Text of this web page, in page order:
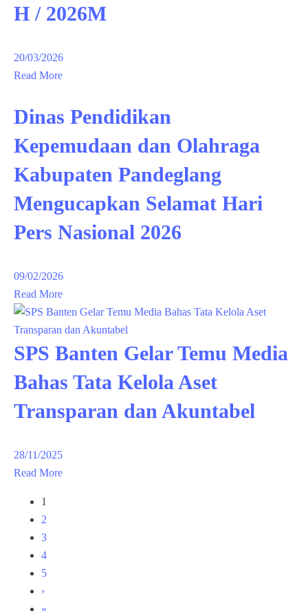
H / 2026M
20/03/2026
Read More
Dinas Pendidikan
Kepemudaan dan Olahraga
Kabupaten Pandeglang
Mengucapkan Selamat Hari
Pers Nasional 2026
09/02/2026
Read More
SPS Banten Gelar Temu Media
Bahas Tata Kelola Aset
Transparan dan Akuntabel
28/11/2025
Read More
1
2
3
4
5
›
»